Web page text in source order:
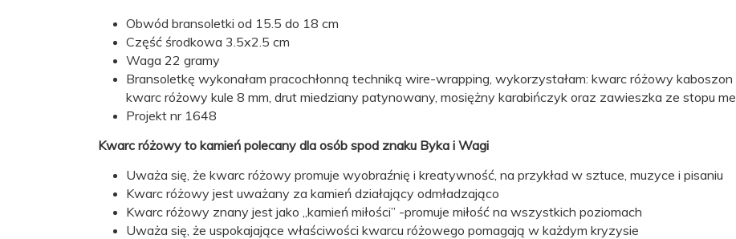
Obwód bransoletki od 15.5 do 18 cm
Część środkowa 3.5x2.5 cm
Waga 22 gramy
Bransoletkę wykonałam pracochłonną techniką wire-wrapping, wykorzystałam: kwarc różowy
kwarc różowy kule 8 mm, drut miedziany patynowany, mosiężny karabińczyk oraz zawieszka ze stopu
Projekt nr 1648
Kwarc różowy to kamień polecany dla osób spod znaku Byka i Wagi
Uważa się, że kwarc różowy promuje wyobraźnię i kreatywność, na przykład w sztuce, muzyce i pisaniu
Kwarc różowy jest uważany za kamień działający odmładzająco
Kwarc różowy znany jest jako „kamień miłości” -promuje miłość na wszystkich poziomach
Uważa się, że uspokajające właściwości kwarcu różowego pomagają w każdym kryzysie
Obwód
bransoletki:
od 15.5 do 18 cm
Kamień: Kwarc różowy
Kolor
kamienia:
Znak
zodiaku:
Byk (20.04–20.05)
Czakra: serca